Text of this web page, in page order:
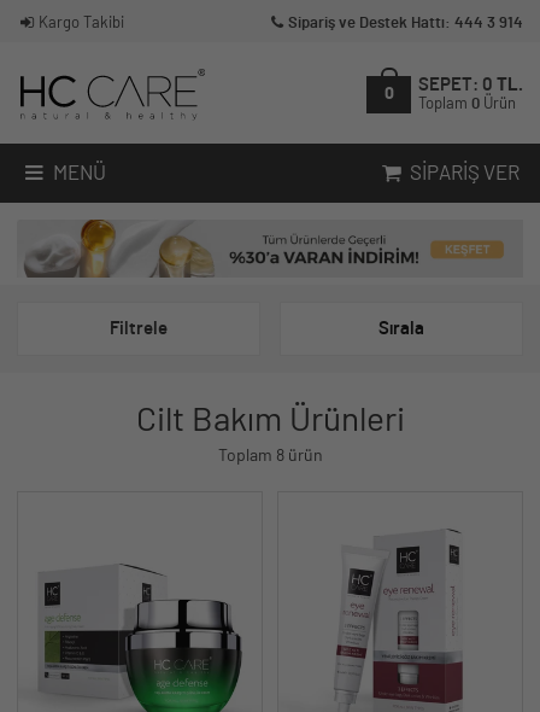
Kargo Takibi Sipariş ve Destek Hattı: 444 3 914
0
SEPET: 0 TL.
Toplam 0 Ürün
MENÜ SIPARIŞ VER
Filtrele Sırala
Cilt Bakım Ürünleri
Toplam 8 ürün